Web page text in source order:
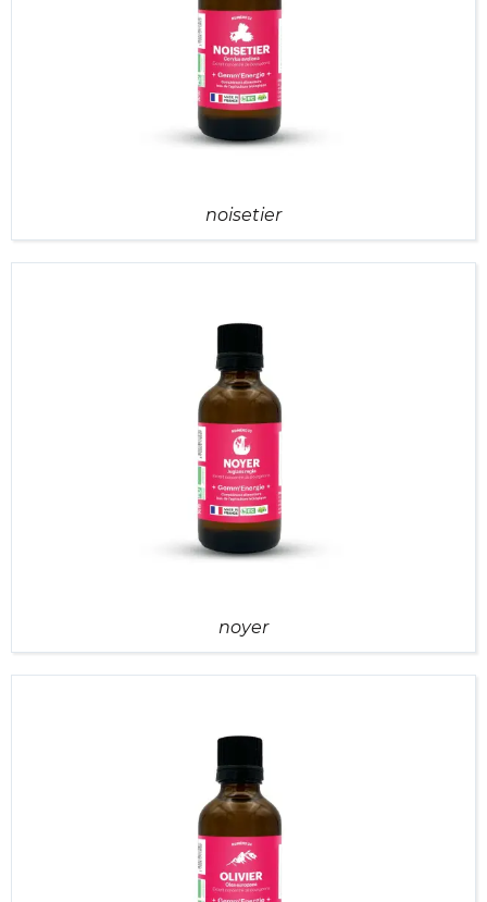
noisetier
noyer